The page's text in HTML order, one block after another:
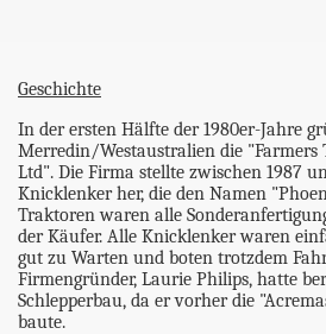
Geschichte
In der ersten Hälfte der 1980er-Jahre
Merredin/Westaustralien die "Farmers
Ltd". Die Firma stellte zwischen 1987
Knicklenker her, die den Namen
Traktoren waren alle
der Käufer. Alle Knicklenker waren
gut zu Warten und boten trotzdem
Firmengründer, Laurie Philips, hatte
Schlepperbau, da er vorher die
baute.